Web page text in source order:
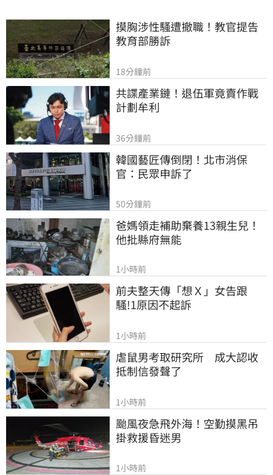
摸胸涉性騷遭撤職！教官提告
教育部勝訴
18分鐘前
共諜產業鏈！退伍軍竟賣作戰
計劃牟利
36分鐘前
韓國藝匠傳倒閉！北市消保
官：民眾申訴了
50分鐘前
爸媽領走補助棄養13親生兒！
他批縣府無能
1小時前
前夫整天傳「想Ｘ」女告跟
騷!1原因不起訴
1小時前
虐鼠男考取研究所　成大認收
抵制信發聲了
1小時前
颱風夜急飛外海！空勤摸黑吊
掛救援昏迷男
1小時前